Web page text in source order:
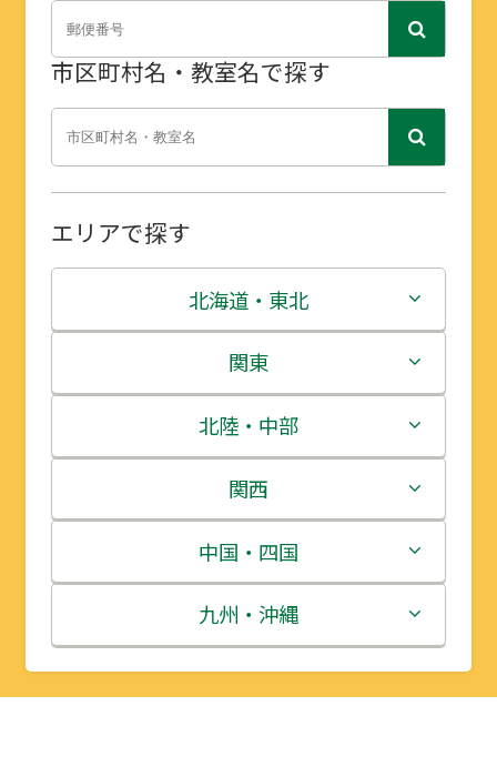
市区町村名・教室名で探す
エリアで探す
北海道・東北
北海道
青森県
岩手県
宮城県
秋田県
山形県
関東
茨城県
栃木県
群馬県
埼玉県
千葉県
北陸・中部
新潟県
富山県
石川県
福井県
関西
三重県
滋賀県
京都府
中国・四国
鳥取県
島根県
九州・沖縄
福岡県